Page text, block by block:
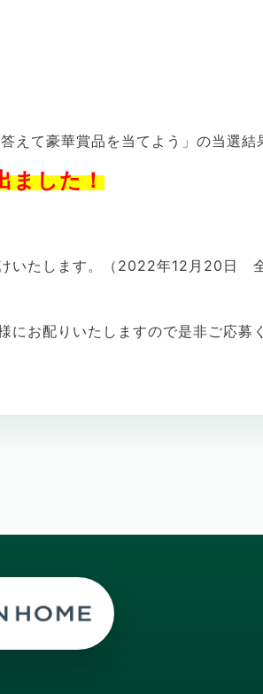
て豪華賞品を当てよう」の当選結
ました！
いたします。（2022年12月20日
お配りいたしますので是非ご応募